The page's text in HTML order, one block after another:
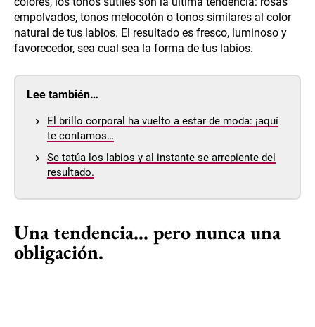
empolvados, tonos melocotón o tonos similares al color
natural de tus labios. El resultado es fresco, luminoso y
favorecedor, sea cual sea la forma de tus labios.
Lee también…
El brillo corporal ha vuelto a estar de moda: ¡aquí
te contamos…
Se tatúa los labios y al instante se arrepiente del
resultado.
Una tendencia... pero nunca una
obligación.